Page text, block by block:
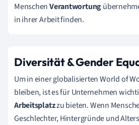
MenschenVerantwortung
in ihrer Arbeit finden.
Diversität & Gender
Um in einer globalisierten World of
bleiben, ist es für Unternehmen
Arbeitsplatzzu bieten. Wenn
Geschlechter, Hintergründe und